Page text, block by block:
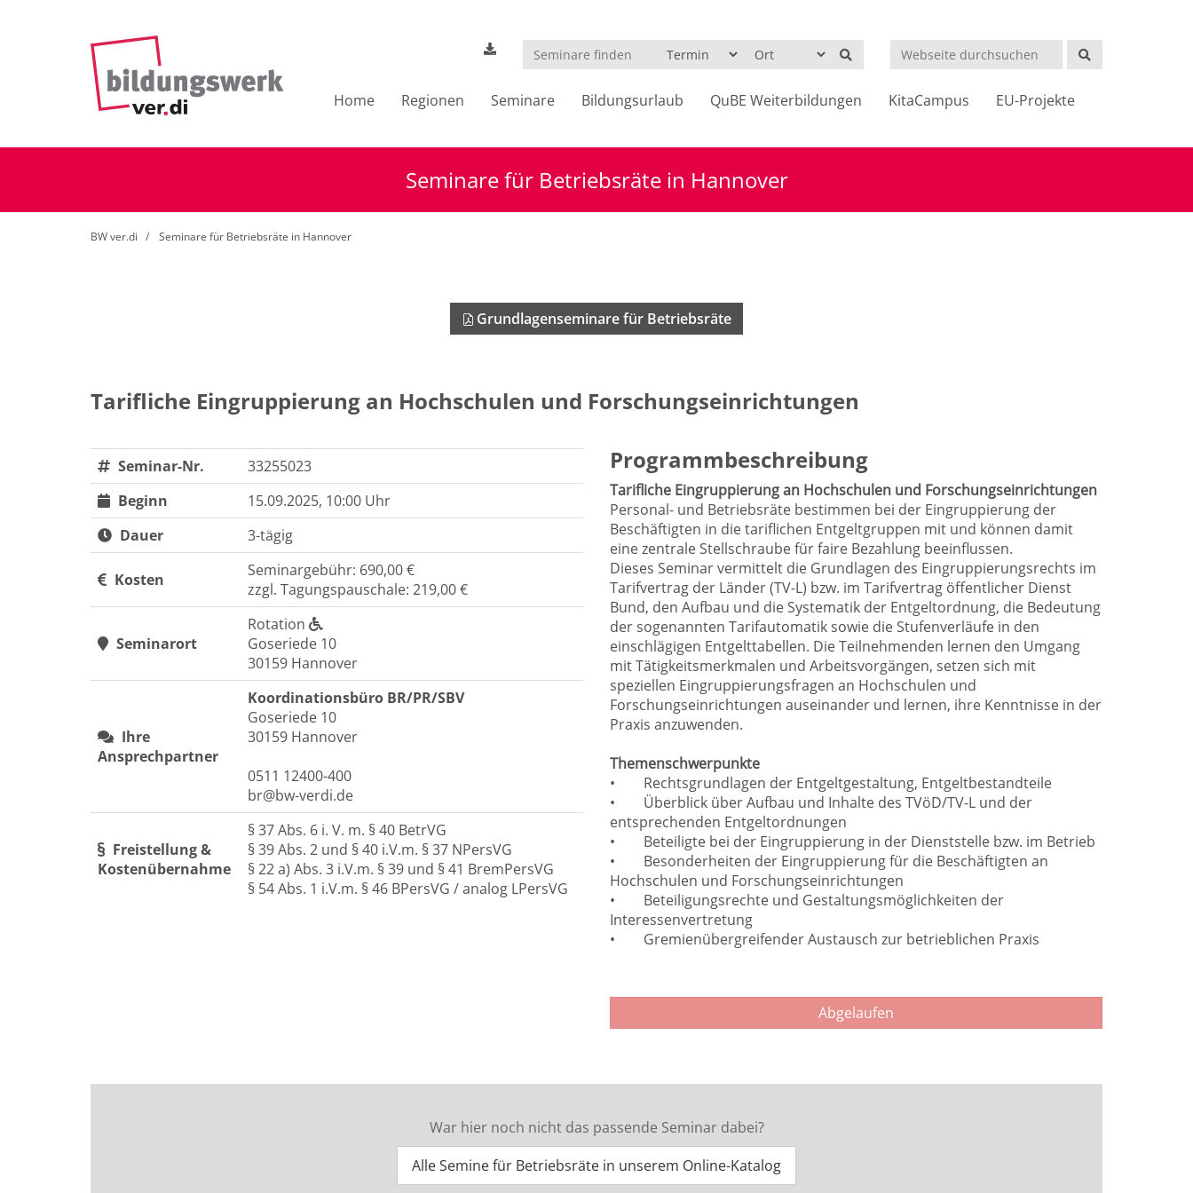
Suchen
Home Regionen Seminare Bildungsurlaub QuBE Weiterbildungen KitaCampus EU-Projekte
Seminare für Betriebsräte in Hannover
BW ver.di Seminare für Betriebsräte in Hannover
Grundlagenseminare für Betriebsräte
Tarifliche Eingruppierung an Hochschulen und Forschungseinrichtungen
Seminar-Nr.
33255023
Beginn
15.09.2025, 10:00 Uhr
Dauer
3-tägig
Kosten
Seminargebühr: 690,00 €
zzgl. Tagungspauschale: 219,00 €
Seminarort
Rotation
Goseriede 10
30159 Hannover
Ihre
Ansprechpartner
Koordinationsbüro BR/PR/SBV
Goseriede 10
30159 Hannover
0511 12400-400
br@bw-verdi.de
Freistellung &
Kostenübernahme
§ 37 Abs. 6 i. V. m. § 40 BetrVG
§ 39 Abs. 2 und § 40 i.V.m. § 37 NPersVG
§ 22 a) Abs. 3 i.V.m. § 39 und § 41 BremPersVG
§ 54 Abs. 1 i.V.m. § 46 BPersVG / analog LPersVG
Programmbeschreibung
Tarifliche Eingruppierung an Hochschulen und Forschungseinrichtungen
Personal- und Betriebsräte bestimmen bei der Eingruppierung der
Beschäftigten in die tariflichen Entgeltgruppen mit und können damit
eine zentrale Stellschraube für faire Bezahlung beeinflussen.
Dieses Seminar vermittelt die Grundlagen des Eingruppierungsrechts im
Tarifvertrag der Länder (TV-L) bzw. im Tarifvertrag öffentlicher Dienst
Bund, den Aufbau und die Systematik der Entgeltordnung, die Bedeutung
der sogenannten Tarifautomatik sowie die Stufenverläufe in den
einschlägigen Entgelttabellen. Die Teilnehmenden lernen den Umgang
mit Tätigkeitsmerkmalen und Arbeitsvorgängen, setzen sich mit
speziellen Eingruppierungsfragen an Hochschulen und
Forschungseinrichtungen auseinander und lernen, ihre Kenntnisse in der
Praxis anzuwenden.
Themenschwerpunkte
•
Rechtsgrundlagen der Entgeltgestaltung, Entgeltbestandteile
•
Überblick über Aufbau und Inhalte des TVöD/TV-L und der
entsprechenden Entgeltordnungen
•
Beteiligte bei der Eingruppierung in der Dienststelle bzw. im Betrieb
•
Besonderheiten der Eingruppierung für die Beschäftigten an
Hochschulen und Forschungseinrichtungen
•
Beteiligungsrechte und Gestaltungsmöglichkeiten der
Interessenvertretung
•
Gremienübergreifender Austausch zur betrieblichen Praxis
Abgelaufen
War hier noch nicht das passende Seminar dabei?
Alle Semine für Betriebsräte in unserem Online-Katalog